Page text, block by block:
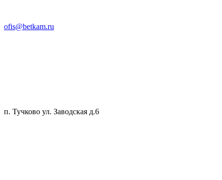
ofis@betkam.ru
п. Тучково ул. Заводская д.6